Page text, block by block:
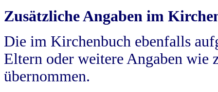
Zusätzliche Angaben im
Die im Kirchenbuch ebenfalls
Eltern oder weitere Angaben wie
übernommen.